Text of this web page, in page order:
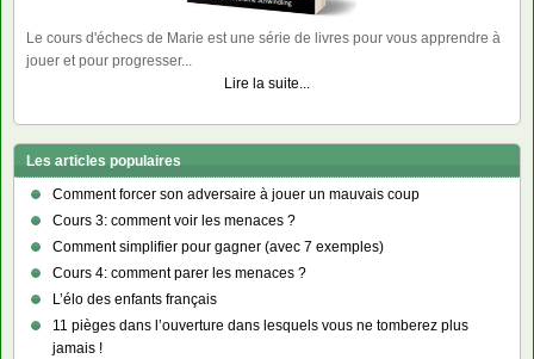
Le cours d'échecs de Marie est une série de livres pour vous apprendre à
jouer et pour progresser...
Lire la suite...
Les articles populaires
Comment forcer son adversaire à jouer un mauvais coup
Cours 3: comment voir les menaces ?
Comment simplifier pour gagner (avec 7 exemples)
Cours 4: comment parer les menaces ?
L’élo des enfants français
11 pièges dans l’ouverture dans lesquels vous ne tomberez plus
jamais !